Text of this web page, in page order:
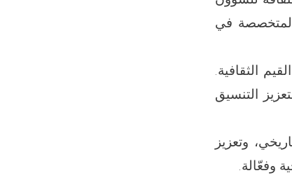
المتخصصة في
الثقافية.
التنسيق
وتعزيز
وفعّالة.